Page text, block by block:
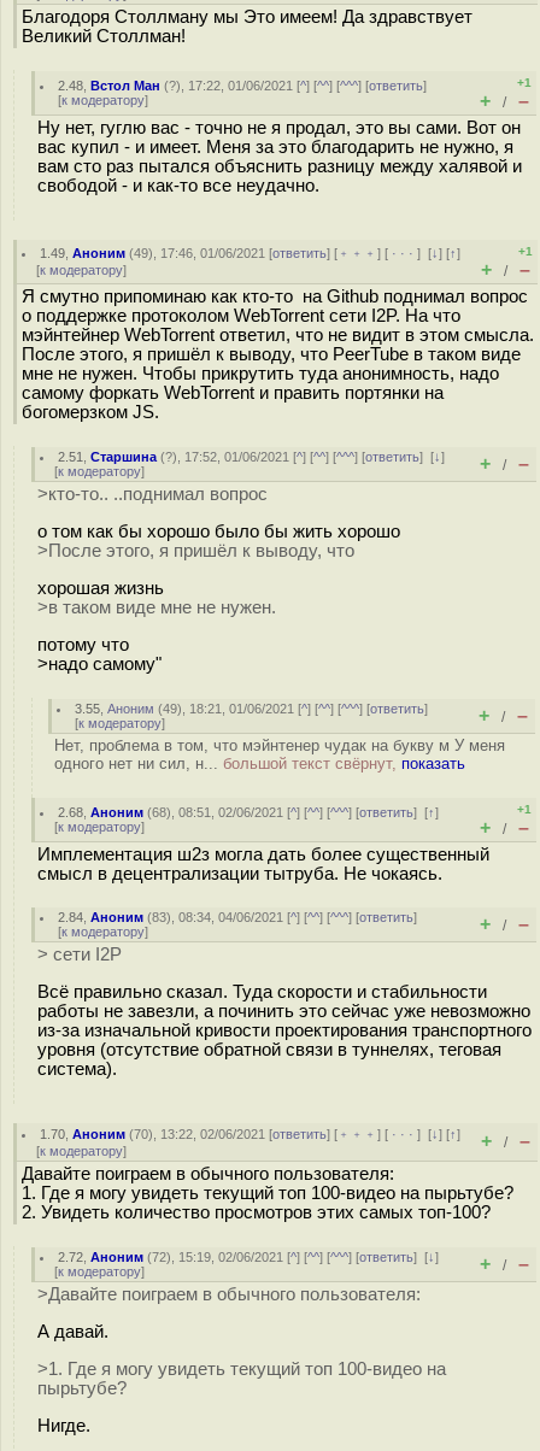
Благодоря Столлману мы Это имеем! Да здравствует
Великий Столлман!
2.48 ,Встол Ман (?), 17:22, 01/06/2021 [^] [^^] [^^^] [ответить]
[к модератору]
+1
+ / –
Ну нет, гуглю вас - точно не я продал, это вы сами. Вот он
вас купил - и имеет. Меня за это благодарить не нужно, я
вам сто раз пытался объяснить разницу между халявой и
свободой - и как-то все неудачно.
1.49 ,Аноним (49), 17:46, 01/06/2021 [ответить] [ ﹢﹢﹢] [ · · ·][↓] [↑]
[к модератору]
+1
+ / –
Я смутно припоминаю как кто-то на Github поднимал вопрос
о поддержке протоколом WebTorrent сети I2P. На что
мэйнтейнер WebTorrent ответил, что не видит в этом смысла.
После этого, я пришёл к выводу, что PeerTube в таком виде
мне не нужен. Чтобы прикрутить туда анонимность, надо
самому форкать WebTorrent и править портянки на
богомерзком JS.
2.51 ,Старшина (?), 17:52, 01/06/2021 [^] [^^] [^^^] [ответить][↓]
[к модератору] + / –
>кто-то.. ..поднимал вопрос
о том как бы хорошо было бы жить хорошо
>После этого, я пришёл к выводу, что
хорошая жизнь
>в таком виде мне не нужен.
потому что
>надо самому"
3.55 ,Аноним (49), 18:21, 01/06/2021 [^] [^^] [^^^] [ответить]
[к модератору] + / –
Нет, проблема в том, что мэйнтенер чудак на букву м У меня
одного нет ни сил, н... большой текст свёрнут, показать
2.68 ,Аноним (68), 08:51, 02/06/2021 [^] [^^] [^^^] [ответить][↑]
[к модератору]
+1
+ / –
Имплементация ш2з могла дать более существенный
смысл в децентрализации тытруба. Не чокаясь.
2.84 ,Аноним (83), 08:34, 04/06/2021 [^] [^^] [^^^] [ответить]
[к модератору] + / –
> сети I2P
Всё правильно сказал. Туда скорости и стабильности
работы не завезли, а починить это сейчас уже невозможно
из-за изначальной кривости проектирования транспортного
уровня (отсутствие обратной связи в туннелях, теговая
система).
1.70 ,Аноним (70), 13:22, 02/06/2021 [ответить] [ ﹢﹢﹢] [ · · ·][↓] [↑]
[к модератору] + / –
Давайте поиграем в обычного пользователя:
1. Где я могу увидеть текущий топ 100-видео на пырьтубе?
2. Увидеть количество просмотров этих самых топ-100?
2.72 ,Аноним (72), 15:19, 02/06/2021 [^] [^^] [^^^] [ответить][↓]
[к модератору] + / –
>Давайте поиграем в обычного пользователя:
А давай.
>1. Где я могу увидеть текущий топ 100-видео на
пырьтубе?
Нигде.